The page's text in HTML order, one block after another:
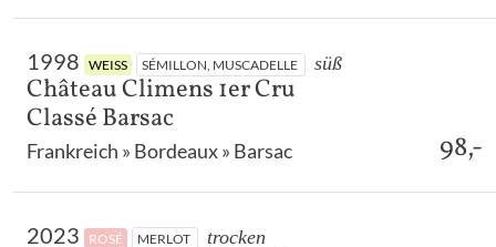
1998 WEISS SÉMILLON, MUSCADELLE süß
Château Climens 1er Cru
Classé Barsac
Frankreich » Bordeaux » Barsac 98,-
2023 ROSÉ MERLOT trocken